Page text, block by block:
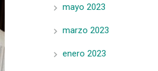
mayo 2023
marzo 2023
enero 2023